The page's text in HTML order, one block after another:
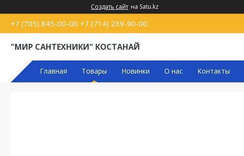
Создать сайт на Satu.kz
+7 (705) 845-00-00 +7 (714) 239-90-00
"МИР САНТЕХНИКИ" КОСТАНАЙ
Главная Товары Новинки О нас Контакты